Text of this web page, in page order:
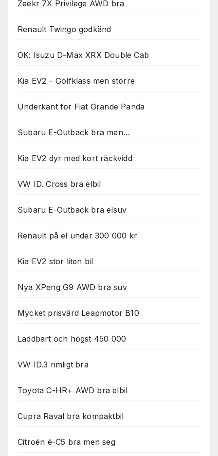
Zeekr 7X Privilege AWD bra
Renault Twingo godkänd
OK: Isuzu D-Max XRX Double Cab
Kia EV2 – Golfklass men större
Underkänt för Fiat Grande Panda
Subaru E-Outback bra men…
Kia EV2 dyr med kort räckvidd
VW ID. Cross bra elbil
Subaru E-Outback bra elsuv
Renault på el under 300 000 kr
Kia EV2 stor liten bil
Nya XPeng G9 AWD bra suv
Mycket prisvärd Leapmotor B10
Laddbart och högst 450 000
VW ID.3 rimligt bra
Toyota C-HR+ AWD bra elbil
Cupra Raval bra kompaktbil
Citroën ë-C5 bra men seg